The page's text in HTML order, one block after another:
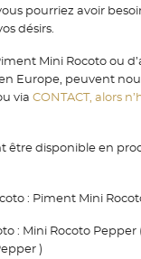
pourriez avoir
désirs.
Mini Rocoto ou
Europe, peuvent
via CONTACT, alors
être disponible en
: Piment Mini
: Mini Rocoto Pepper (
)